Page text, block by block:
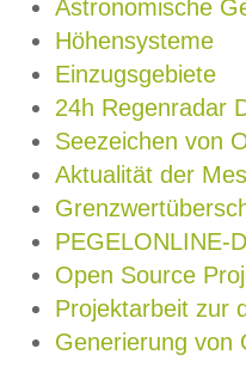
Astronomische
Höhensysteme
Einzugsgebiete
24h Regenradar
Seezeichen von
Aktualität der
PEGELONLINE-
Open Source
Projektarbeit zur
Generierung von